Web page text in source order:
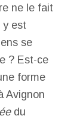
ne le fait
y est
se
? Est-ce
forme
Avignon
du